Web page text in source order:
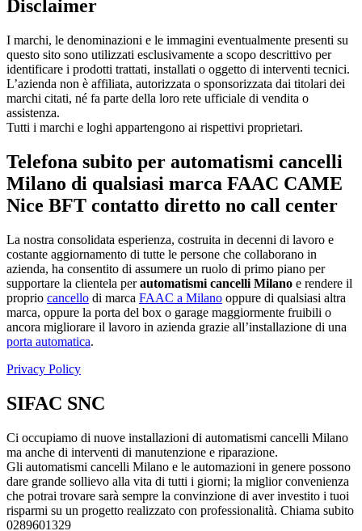
Disclaimer
I marchi, le denominazioni e le immagini eventualmente presenti su
questo sito sono utilizzati esclusivamente a scopo descrittivo per
identificare i prodotti trattati, installati o oggetto di interventi tecnici.
L’azienda non è affiliata, autorizzata o sponsorizzata dai titolari dei
marchi citati, né fa parte della loro rete ufficiale di vendita o
assistenza.
Tutti i marchi e loghi appartengono ai rispettivi proprietari.
Telefona subito per automatismi cancelli
Milano di qualsiasi marca FAAC CAME
Nice BFT contatto diretto no call center
La nostra consolidata esperienza, costruita in decenni di lavoro e
costante aggiornamento di tutte le persone che collaborano in
azienda, ha consentito di assumere un ruolo di primo piano per
supportare la clientela perautomatismi cancelli Milano e rendere il
proprio cancello di marca FAAC a Milano oppure di qualsiasi altra
marca, oppure la porta del box o garage maggiormente fruibili o
ancora migliorare il lavoro in azienda grazie all’installazione di una
porta automatica.
Privacy Policy
SIFAC SNC
Ci occupiamo di nuove installazioni di automatismi cancelli Milano
ma anche di interventi di manutenzione e riparazione.
Gli automatismi cancelli Milano e le automazioni in genere possono
dare grande sollievo alla vita di tutti i giorni; la miglior convenienza
che potrai trovare sarà sempre la convinzione di aver investito i tuoi
risparmi su un progetto realizzato con professionalità. Chiama subito
0289601329